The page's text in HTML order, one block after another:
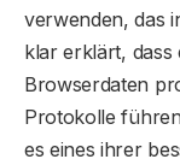
verwenden, das
klar erklärt, dass
Browserdaten
Protokolle
es eines ihrer